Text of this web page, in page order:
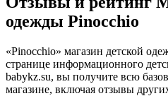
одежды Pinocchio
«Pinocchio» магазин детской
странице информационного
babykz.su, вы получите всю
магазине, включая отзывы